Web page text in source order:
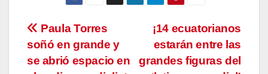
Navegación
de
¡14 ecuatorianos
estarán entre las
grandes figuras del
Paula Torres
soñó en grande y
se abrió espacio en